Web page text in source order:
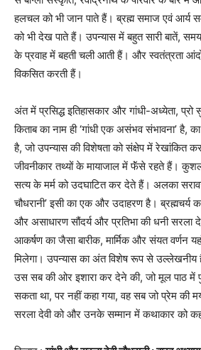
हलचल को भी जान पाते हैं। ब्रह्म समाज एवं आर्य
को भी देख पाते हैं। उपन्यास में बहुत सारी बातें, समय
के प्रवाह में बहती चली आती हैं। और स्वतंत्रता
विकसित करती हैं।
अंत में प्रसिद्ध इतिहासकार और गांधी-अध्येता,
किताब का नाम ही ‘गांधी एक असंभव संभावना’ है,
है, जो उपन्यास की विशेषता को संक्षेप में रेखांकित
जीवनीकार तथ्यों के मायाजाल में फॅंसे रहते हैं।
सत्य के मर्म को उदघाटित कर देते हैं। अलका
चौधरानी’ इसी का एक और उदाहरण है। ब्रह्मचर्य
और असाधारण सौंदर्य और प्रतिभा की धनी सरला
आकर्षण का जैसा बारीक, मार्मिक और संयत वर्णन
मिलेगा। उपन्यास का अंत विशेष रूप से
उस सब की ओर इशारा कर देने की, जो मूल पाठ में
सकता था, पर नहीं कहा गया, वह सब जो प्रेम की
सरला देवी को और उनके सम्मान में कथाकार को